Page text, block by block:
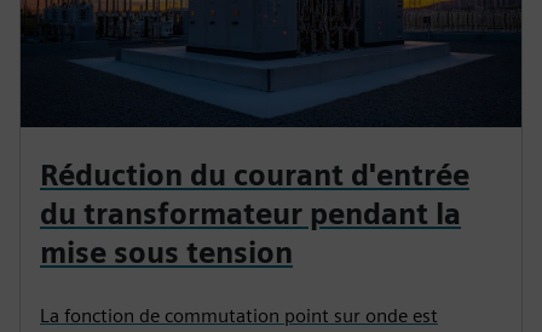
Réduction du courant d'entrée
du transformateur pendant la
mise sous tension
La fonction de commutation point sur onde est